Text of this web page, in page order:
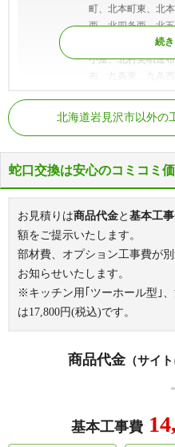
町、北本町東、北
西、北四条西、北
願、北村栄町、北
小屋、北村美唄達
布、九条東、九条
沢町栗丘、栗沢町
町幸穂町、栗沢町
万字大平、栗沢町
西原町、栗沢町万
沢町美流渡楓町、
町、栗沢町美流渡
美流渡錦町、栗沢
沢町美流渡本町、
町、栗沢町美流渡
栄町、桜木一条、
条、志文本町二条
東、十一条西、十
JR函館本線
北海道岩見沢市以外の
蛇口交換は安心のコミコミ
お見積りは商品代金と 基本工
額をご提示いたします。
部材費、オプション工事費が
お知らせいたします。
※キッチン用｢ツーホール型｣
は17,800円(税込)です。
商品代金（サイ
基本工事費